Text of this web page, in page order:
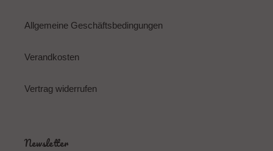
Allgemeine Geschäftsbedingungen
Verandkosten
Vertrag widerrufen
Newsletter